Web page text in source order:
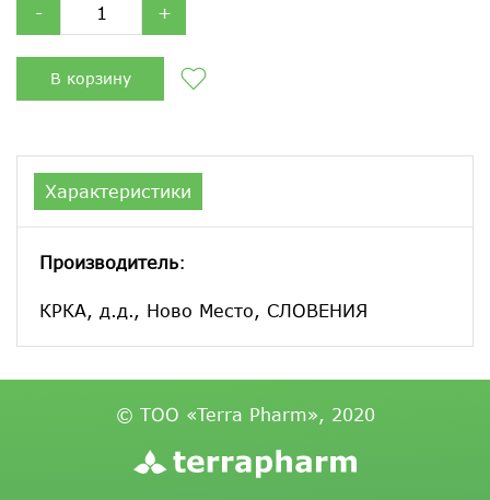
- +
В корзину
Характеристики
Производитель:
КРКА, д.д., Ново Место, СЛОВЕНИЯ
© ТОО «Terra Pharm», 2020